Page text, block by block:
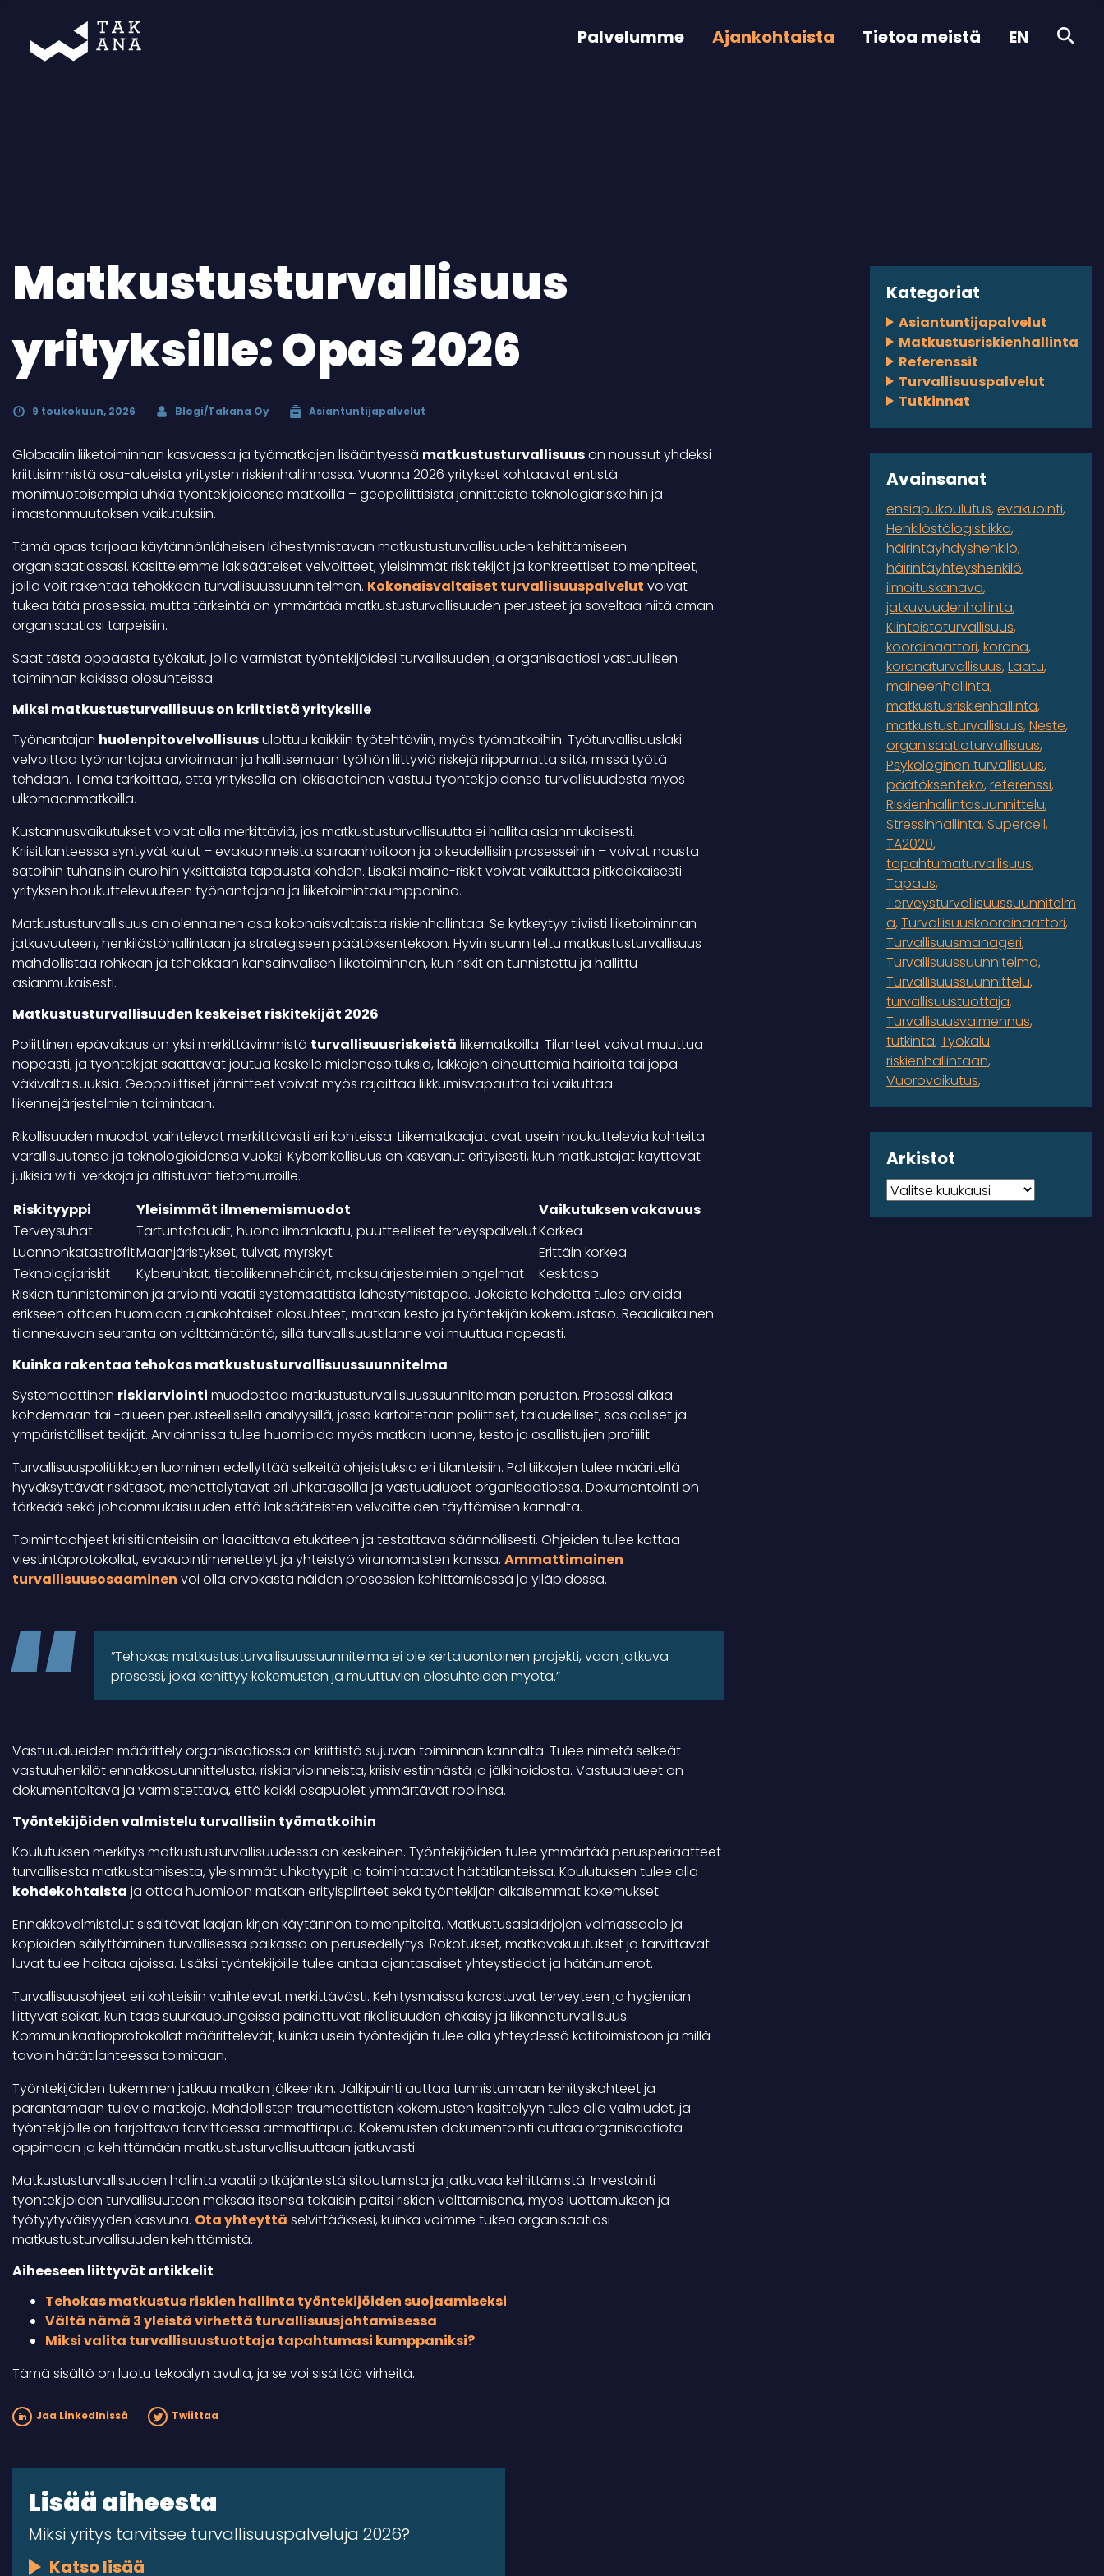
Palvelumme Ajankohtaista Tietoa meistä EN
Matkustusturvallisuus
yrityksille: Opas 2026
9 toukokuun, 2026 Blogi/Takana Oy Asiantuntijapalvelut
Globaalin liiketoiminnan kasvaessa ja työmatkojen lisääntyessä matkustusturvallisuuson noussut yhdeksi
kriittisimmistä osa-alueista yritysten riskienhallinnassa. Vuonna 2026 yritykset kohtaavat entistä
monimuotoisempia uhkia työntekijöidensä matkoilla – geopoliittisista jännitteistä teknologiariskeihin ja
ilmastonmuutoksen vaikutuksiin.
Tämä opas tarjoaa käytännönläheisen lähestymistavan matkustusturvallisuuden kehittämiseen
organisaatiossasi. Käsittelemme lakisääteiset velvoitteet, yleisimmät riskitekijät ja konkreettiset toimenpiteet,
joilla voit rakentaa tehokkaan turvallisuussuunnitelman. Kokonaisvaltaiset turvallisuuspalvelut voivat
tukea tätä prosessia, mutta tärkeintä on ymmärtää matkustusturvallisuuden perusteet ja soveltaa niitä oman
organisaatiosi tarpeisiin.
Saat tästä oppaasta työkalut, joilla varmistat työntekijöidesi turvallisuuden ja organisaatiosi vastuullisen
toiminnan kaikissa olosuhteissa.
Miksi matkustusturvallisuus on kriittistä yrityksille
Työnantajan huolenpitovelvollisuusulottuu kaikkiin työtehtäviin, myös työmatkoihin. Työturvallisuuslaki
velvoittaa työnantajaa arvioimaan ja hallitsemaan työhön liittyviä riskejä riippumatta siitä, missä työtä
tehdään. Tämä tarkoittaa, että yrityksellä on lakisääteinen vastuu työntekijöidensä turvallisuudesta myös
ulkomaanmatkoilla.
Kustannusvaikutukset voivat olla merkittäviä, jos matkustusturvallisuutta ei hallita asianmukaisesti.
Kriisitilanteessa syntyvät kulut – evakuoinneista sairaanhoitoon ja oikeudellisiin prosesseihin – voivat nousta
satoihin tuhansiin euroihin yksittäistä tapausta kohden. Lisäksi maine-riskit voivat vaikuttaa pitkäaikaisesti
yrityksen houkuttelevuuteen työnantajana ja liiketoimintakumppanina.
Matkustusturvallisuus on olennainen osa kokonaisvaltaista riskienhallintaa. Se kytkeytyy tiiviisti liiketoiminnan
jatkuvuuteen, henkilöstöhallintaan ja strategiseen päätöksentekoon. Hyvin suunniteltu matkustusturvallisuus
mahdollistaa rohkean ja tehokkaan kansainvälisen liiketoiminnan, kun riskit on tunnistettu ja hallittu
asianmukaisesti.
Matkustusturvallisuuden keskeiset riskitekijät 2026
Poliittinen epävakaus on yksi merkittävimmistä turvallisuusriskeistä liikematkoilla. Tilanteet voivat muuttua
nopeasti, ja työntekijät saattavat joutua keskelle mielenosoituksia, lakkojen aiheuttamia häiriöitä tai jopa
väkivaltaisuuksia. Geopoliittiset jännitteet voivat myös rajoittaa liikkumisvapautta tai vaikuttaa
liikennejärjestelmien toimintaan.
Rikollisuuden muodot vaihtelevat merkittävästi eri kohteissa. Liikematkaajat ovat usein houkuttelevia kohteita
varallisuutensa ja teknologioidensa vuoksi. Kyberrikollisuus on kasvanut erityisesti, kun matkustajat käyttävät
julkisia wifi-verkkoja ja altistuvat tietomurroille.
Riskityyppi
Yleisimmät ilmenemismuodot
Vaikutuksen vakavuus
Terveysuhat
Tartuntataudit, huono ilmanlaatu, puutteelliset terveyspalvelutKorkea
LuonnonkatastrofitMaanjäristykset, tulvat, myrskyt
Erittäin korkea
Teknologiariskit
Kyberuhkat, tietoliikennehäiriöt, maksujärjestelmien ongelmat
Keskitaso
Riskien tunnistaminen ja arviointi vaatii systemaattista lähestymistapaa. Jokaista kohdetta tulee arvioida
erikseen ottaen huomioon ajankohtaiset olosuhteet, matkan kesto ja työntekijän kokemustaso. Reaaliaikainen
tilannekuvan seuranta on välttämätöntä, sillä turvallisuustilanne voi muuttua nopeasti.
Kuinka rakentaa tehokas matkustusturvallisuussuunnitelma
Systemaattinen riskiarviointi muodostaa matkustusturvallisuussuunnitelman perustan. Prosessi alkaa
kohdemaan tai -alueen perusteellisella analyysillä, jossa kartoitetaan poliittiset, taloudelliset, sosiaaliset ja
ympäristölliset tekijät. Arvioinnissa tulee huomioida myös matkan luonne, kesto ja osallistujien profiilit.
Turvallisuuspolitiikkojen luominen edellyttää selkeitä ohjeistuksia eri tilanteisiin. Politiikkojen tulee määritellä
hyväksyttävät riskitasot, menettelytavat eri uhkatasoilla ja vastuualueet organisaatiossa. Dokumentointi on
tärkeää sekä johdonmukaisuuden että lakisääteisten velvoitteiden täyttämisen kannalta.
Toimintaohjeet kriisitilanteisiin on laadittava etukäteen ja testattava säännöllisesti. Ohjeiden tulee kattaa
viestintäprotokollat, evakuointimenettelyt ja yhteistyö viranomaisten kanssa. Ammattimainen
turvallisuusosaaminen voi olla arvokasta näiden prosessien kehittämisessä ja ylläpidossa.
”Tehokas matkustusturvallisuussuunnitelma ei ole kertaluontoinen projekti, vaan jatkuva
prosessi, joka kehittyy kokemusten ja muuttuvien olosuhteiden myötä.”
Vastuualueiden määrittely organisaatiossa on kriittistä sujuvan toiminnan kannalta. Tulee nimetä selkeät
vastuuhenkilöt ennakkosuunnittelusta, riskiarvioinneista, kriisiviestinnästä ja jälkihoidosta. Vastuualueet on
dokumentoitava ja varmistettava, että kaikki osapuolet ymmärtävät roolinsa.
Työntekijöiden valmistelu turvallisiin työmatkoihin
Koulutuksen merkitys matkustusturvallisuudessa on keskeinen. Työntekijöiden tulee ymmärtää perusperiaatteet
turvallisesta matkustamisesta, yleisimmät uhkatyypit ja toimintatavat hätätilanteissa. Koulutuksen tulee olla
kohdekohtaista ja ottaa huomioon matkan erityispiirteet sekä työntekijän aikaisemmat kokemukset.
Ennakkovalmistelut sisältävät laajan kirjon käytännön toimenpiteitä. Matkustusasiakirjojen voimassaolo ja
kopioiden säilyttäminen turvallisessa paikassa on perusedellytys. Rokotukset, matkavakuutukset ja tarvittavat
luvat tulee hoitaa ajoissa. Lisäksi työntekijöille tulee antaa ajantasaiset yhteystiedot ja hätänumerot.
Turvallisuusohjeet eri kohteisiin vaihtelevat merkittävästi. Kehitysmaissa korostuvat terveyteen ja hygienian
liittyvät seikat, kun taas suurkaupungeissa painottuvat rikollisuuden ehkäisy ja liikenneturvallisuus.
Kommunikaatioprotokollat määrittelevät, kuinka usein työntekijän tulee olla yhteydessä kotitoimistoon ja millä
tavoin hätätilanteessa toimitaan.
Työntekijöiden tukeminen jatkuu matkan jälkeenkin. Jälkipuinti auttaa tunnistamaan kehityskohteet ja
parantamaan tulevia matkoja. Mahdollisten traumaattisten kokemusten käsittelyyn tulee olla valmiudet, ja
työntekijöille on tarjottava tarvittaessa ammattiapua. Kokemusten dokumentointi auttaa organisaatiota
oppimaan ja kehittämään matkustusturvallisuuttaan jatkuvasti.
Matkustusturvallisuuden hallinta vaatii pitkäjänteistä sitoutumista ja jatkuvaa kehittämistä. Investointi
työntekijöiden turvallisuuteen maksaa itsensä takaisin paitsi riskien välttämisenä, myös luottamuksen ja
työtyytyväisyyden kasvuna. Ota yhteyttä selvittääksesi, kuinka voimme tukea organisaatiosi
matkustusturvallisuuden kehittämistä.
Aiheeseen liittyvät artikkelit
Tehokas matkustus riskien hallinta työntekijöiden suojaamiseksi
Vältä nämä 3 yleistä virhettä turvallisuusjohtamisessa
Miksi valita turvallisuustuottaja tapahtumasi kumppaniksi?
Tämä sisältö on luotu tekoälyn avulla, ja se voi sisältää virheitä.
Jaa LinkedInissä Twiittaa
Lisää aiheesta
Miksi yritys tarvitsee turvallisuuspalveluja 2026?
Katso lisää
Kategoriat
Asiantuntijapalvelut
Matkustusriskienhallinta
Referenssit
Turvallisuuspalvelut
Tutkinnat
Avainsanat
ensiapukoulutus evakuointi
Henkilöstölogistiikka
häirintäyhdyshenkilö
häirintäyhteyshenkilö
ilmoituskanava
jatkuvuudenhallinta
Kiinteistöturvallisuus
koordinaattori korona
koronaturvallisuus Laatu
maineenhallinta
matkustusriskienhallinta
matkustusturvallisuus Neste
organisaatioturvallisuus
Psykologinen turvallisuus
päätöksenteko referenssi
Riskienhallintasuunnittelu
Stressinhallinta Supercell
TA2020
tapahtumaturvallisuus
Tapaus
Terveysturvallisuussuunnitelm
a Turvallisuuskoordinaattori
Turvallisuusmanageri
Turvallisuussuunnitelma
Turvallisuussuunnittelu
turvallisuustuottaja
Turvallisuusvalmennus
tutkinta Työkalu
riskienhallintaan
Vuorovaikutus
Arkistot
Arkistot